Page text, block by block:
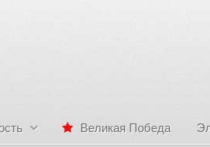
Великая Победа